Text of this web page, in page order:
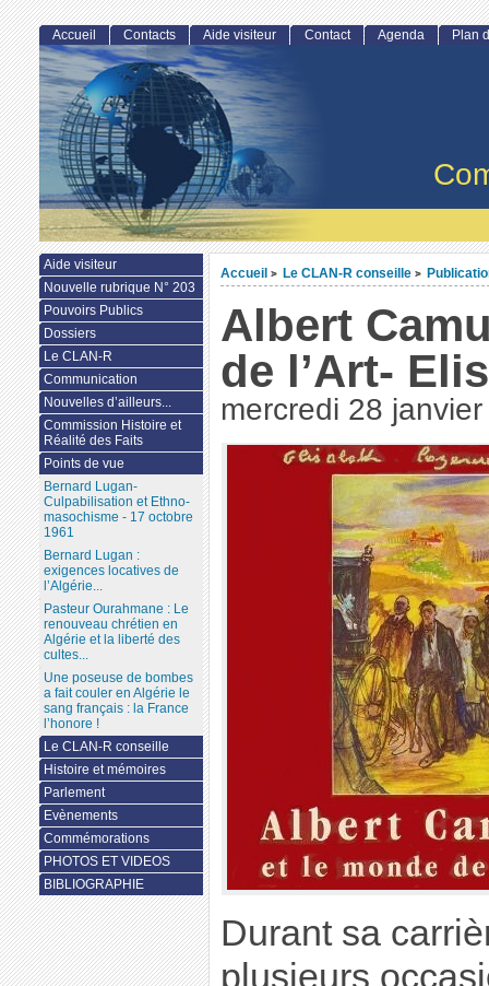
Accueil > Le CLAN-R conseille >
Albert
de l’Art-
mercredi 28
Durant sa
plusieurs
Accueil Contacts Aide visiteur Contact Agenda Plan
Aide visiteur
Nouvelle rubrique N° 203
Pouvoirs Publics
Dossiers
Le CLAN-R
Communication
Nouvelles d’ailleurs...
Commission Histoire et
Réalité des Faits
Points de vue
Bernard Lugan-
Culpabilisation et Ethno-
masochisme - 17 octobre
1961
Bernard Lugan :
exigences locatives de
l’Algérie...
Pasteur Ourahmane : Le
renouveau chrétien en
Algérie et la liberté des
cultes...
Une poseuse de bombes
a fait couler en Algérie le
sang français : la France
l’honore !
Le CLAN-R conseille
Histoire et mémoires
Parlement
Evènements
Commémorations
PHOTOS ET VIDEOS
BIBLIOGRAPHIE